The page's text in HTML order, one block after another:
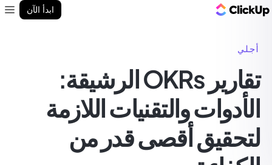
ابدأ الآن
أجلي
تقارير OKRs الرشيقة:
الأدوات والتقنيات اللازمة
لتحقيق أقصى قدر من